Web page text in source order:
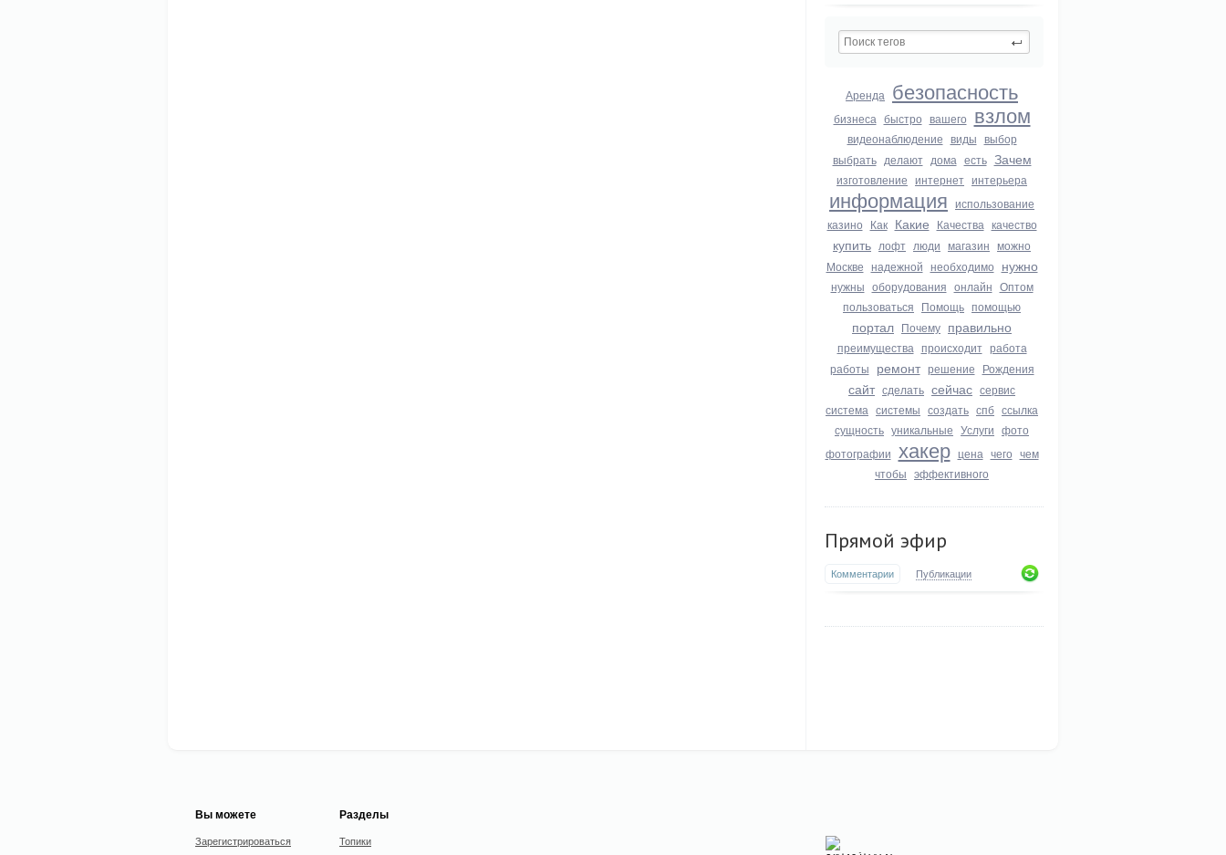
Аренда безопасность
бизнеса быстро вашего взлом
видеонаблюдение виды выбор
выбрать делают дома есть Зачем
изготовление интернет интерьера
информация использование
казино Как Какие Качества качество
купить лофт люди магазин можно
Москве надежной необходимо нужно
нужны оборудования онлайн Оптом
пользоваться Помощь помощью
портал Почему правильно
преимущества происходит работа
работы ремонт решение Рождения
сайт сделать сейчас сервис
система системы создать спб ссылка
сущность уникальные Услуги фото
фотографии хакер цена чего чем
чтобы эффективного
Прямой эфир
Комментарии Публикации
Вы можете
Зарегистрироваться
Разделы
Топики